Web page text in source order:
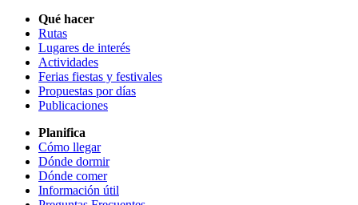
Qué hacer
Rutas
Lugares de interés
Actividades
Ferias fiestas y festivales
Propuestas por días
Publicaciones
Planifica
Cómo llegar
Dónde dormir
Dónde comer
Información útil